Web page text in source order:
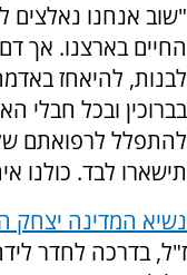
"שוב אנחנו נאלצים
החיים בארצנו. אך
לבנות, להיאחז
בברוכין ובכל חבלי
להתפלל לרפואתם
תישארו לבד. כולנו
נשיא המדינה יצחק
ז"ל, בדרכה לחדר